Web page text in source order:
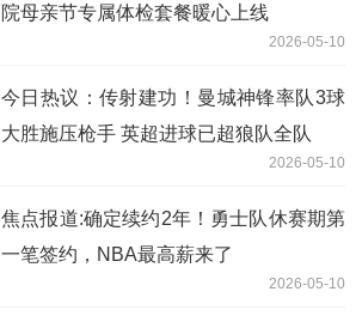
院母亲节专属体检套餐暖心上线
2026-05-10
今日热议：传射建功！曼城神锋率队3球
大胜施压枪手 英超进球已超狼队全队
2026-05-10
焦点报道:确定续约2年！勇士队休赛期第
一笔签约，NBA最高薪来了
2026-05-10